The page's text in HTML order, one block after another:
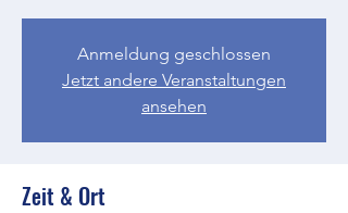
Anmeldung geschlossen
Jetzt andere Veranstaltungen
ansehen
Zeit & Ort